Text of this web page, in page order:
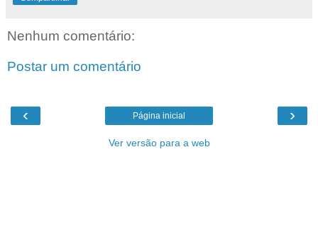
Nenhum comentário:
Postar um comentário
‹ ›
Página inicial
Ver versão para a web